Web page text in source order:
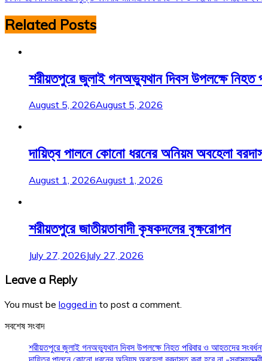
navigation
Related Posts
শরীয়তপুরে জুলাই গনঅভ্যুথান দিবস উপলক্ষে
August 5, 2026August 5, 2026
দায়িত্ব পালনে কোনো ধরনের অনিয়ম অবহেলা
August 1, 2026August 1, 2026
শরীয়তপুরে জাতীয়তাবাদী কৃষকদলের বৃক্ষরোপন
July 27, 2026July 27, 2026
Leave a Reply
You must be logged in to post a comment.
সবশেষ সংবাদ
শরীয়তপুরে জুলাই গনঅভ্যুথান দিবস উপলক্ষে নিহত পরিবার ও আহতদের